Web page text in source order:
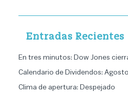
Entradas Recientes
En tres minutos: Dow Jones
Calendario de Dividendos:
Clima de apertura: Despejado